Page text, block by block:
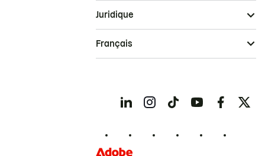
Juridique
Français